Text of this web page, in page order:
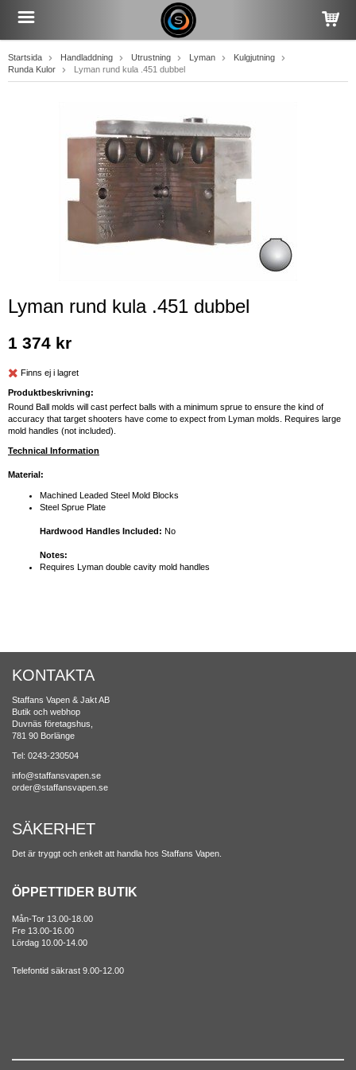
Startsida Handladdning Utrustning Lyman
Kulgjutning
Runda Kulor
Lyman rund kula .451 dubbel
Lyman rund kula .451 dubbel
1 374 kr
Finns ej i lagret
Produktbeskrivning:
Round Ball molds will cast perfect balls with a minimum sprue to ensure the kind of
accuracy that target shooters have come to expect from Lyman molds. Requires large
mold handles (not included).
Technical Information
Material:
Machined Leaded Steel Mold Blocks
Steel Sprue Plate
Hardwood Handles Included: No
Notes:
Requires Lyman double cavity mold handles
KONTAKTA
Staffans Vapen & Jakt AB
Butik och webhop
Duvnäs företagshus,
781 90 Borlänge
Tel: 0243-230504
info@staffansvapen.se
order@staffansvapen.se
SÄKERHET
Det är tryggt och enkelt att handla hos Staffans Vapen.
ÖPPETTIDER BUTIK
Mån-Tor 13.00-18.00
Fre 13.00-16.00
Lördag 10.00-14.00
Telefontid säkrast 9.00-12.00